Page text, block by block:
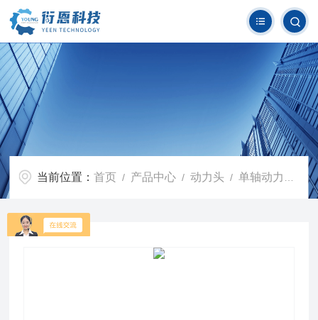
当前位置：首页 / 产品中心 /动力头 /单轴动力头 /